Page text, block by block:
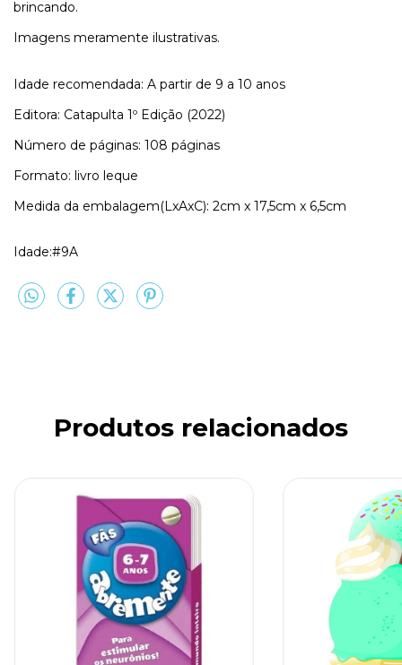
brincando.
Imagens meramente ilustrativas.
Idade recomendada: A partir de 9 a 10 anos
Editora: Catapulta 1º Edição (2022)
Número de páginas: 108 páginas
Formato: livro leque
Medida da embalagem(LxAxC): 2cm x 17,5cm x 6,5cm
Idade:#9A
Produtos relacionados